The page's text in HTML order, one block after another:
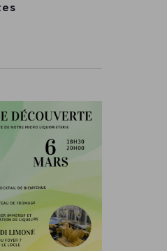
a
r
c
o
n